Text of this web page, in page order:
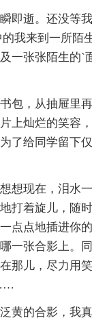
即逝。还没等
我来到一所陌
一张张陌生的`
包，从抽屉里
上灿烂的笑容
了给同学留下
想现在，泪水
打着旋儿，随
点点地插进你
一张合影上。
那儿，尽力用
黄的合影，我